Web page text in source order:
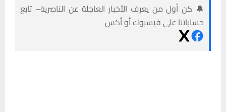
🔔 كن أول من يعرف الأخبار العاجلة عن الناصرية– تابع
حساباتنا على فيسبوك أو أكس